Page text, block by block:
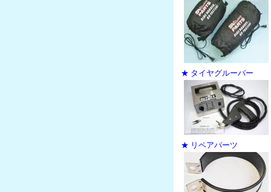
★ タイヤグルーバー
★ リペアパーツ